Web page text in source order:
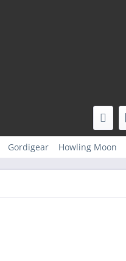
Gordigear Howling Moon